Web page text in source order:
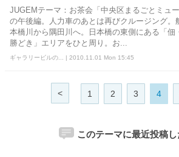
JUGEMテーマ：お茶会「中央区まるごとミュー
の午後編。人力車のあとは再びクルージング。
本橋川から隅田川へ。日本橋の東側にある「佃
勝どき」エリアをひと周り。お...
ギャラリービルの... | 2010.11.01 Mon 15:45
< 1 2 3 4
このテーマに最近投稿